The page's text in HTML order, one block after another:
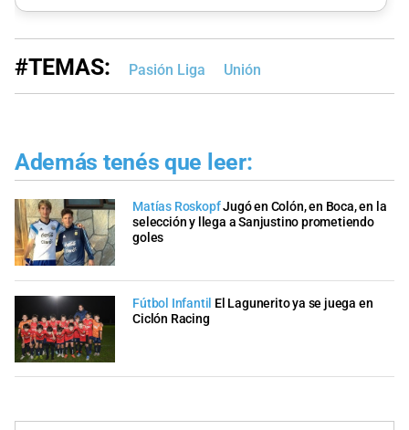
#TEMAS: Pasión Liga Unión
Además tenés que leer:
Matías RoskopfJugó en Colón, en Boca, en la
selección y llega a Sanjustino prometiendo
goles
Fútbol Infantil El Lagunerito ya se juega en
Ciclón Racing